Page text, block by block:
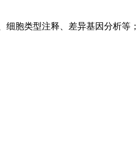
细胞类型注释、差异基因分析等；